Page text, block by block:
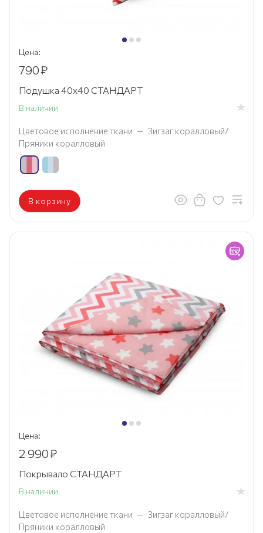
Цена:
790₽
Подушка 40х40 СТАНДАРТ
В наличии
Цветовое исполнение ткани — Зигзаг коралловый/
Пряники коралловый
В корзину
Цена:
2 990₽
Покрывало СТАНДАРТ
В наличии
Цветовое исполнение ткани — Зигзаг коралловый/
Пряники коралловый